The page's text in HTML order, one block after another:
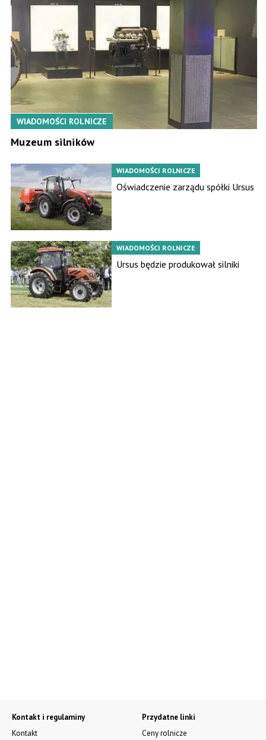
WIADOMOŚCI ROLNICZE
Muzeum silników
WIADOMOŚCI ROLNICZE
Oświadczenie zarządu spółki Ursus
WIADOMOŚCI ROLNICZE
Ursus będzie produkował silniki
Kontakt i regulaminy
Kontakt
Przydatne linki
Ceny rolnicze